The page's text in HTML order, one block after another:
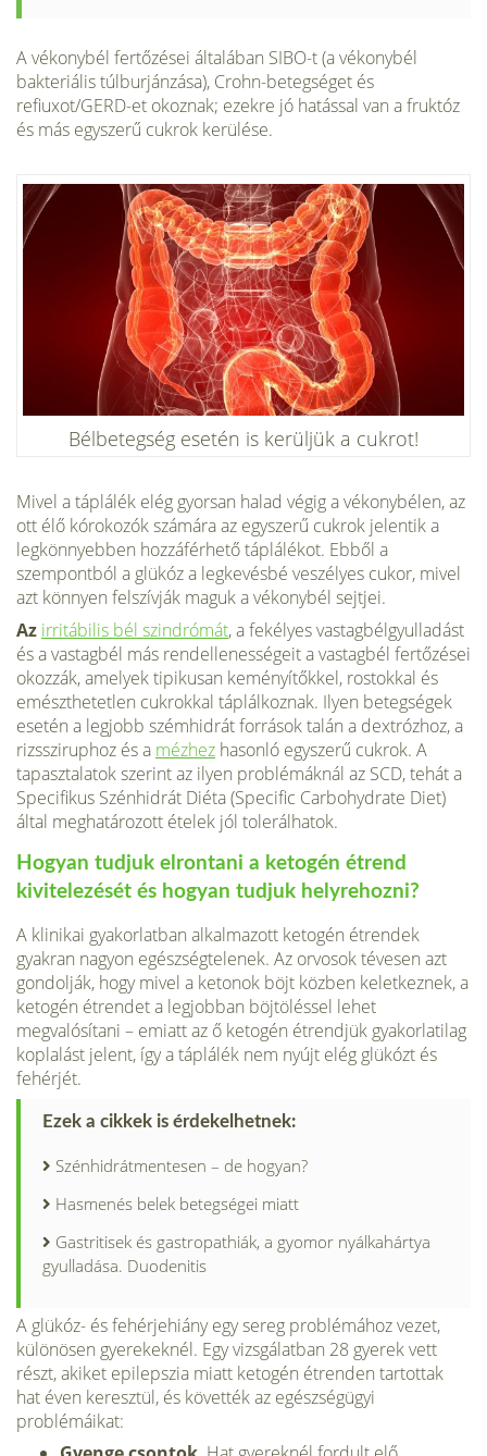
A vékonybél fertőzései általában SIBO-t (a vékonybél
bakteriális túlburjánzása), Crohn-betegséget és
refiuxot/GERD-et okoznak; ezekre jó hatással van a fruktóz
és más egyszerű cukrok kerülése.
Bélbetegség esetén is kerüljük a cukrot!
Mivel a táplálék elég gyorsan halad végig a vékonybélen, az
ott élő kórokozók számára az egyszerű cukrok jelentik a
legkönnyebben hozzáférhető táplálékot. Ebből a
szempontból a glükóz a legkevésbé veszélyes cukor, mivel
azt könnyen felszívják maguk a vékonybél sejtjei.
Az irritábilis bél szindrómát, a fekélyes vastagbélgyulladást
és a vastagbél más rendellenességeit a vastagbél fertőzései
okozzák, amelyek tipikusan keményítőkkel, rostokkal és
emészthetetlen cukrokkal táplálkoznak. Ilyen betegségek
esetén a legjobb szémhidrát források talán a dextrózhoz, a
rizssziruphoz és a mézhez hasonló egyszerű cukrok. A
tapasztalatok szerint az ilyen problémáknál az SCD, tehát a
Specifikus Szénhidrát Diéta (Specific Carbohydrate Diet)
által meghatározott ételek jól tolerálhatok.
Hogyan tudjuk elrontani a ketogén étrend
kivitelezését és hogyan tudjuk helyrehozni?
A klinikai gyakorlatban alkalmazott ketogén étrendek
gyakran nagyon egészségtelenek. Az orvosok tévesen azt
gondolják, hogy mivel a ketonok böjt közben keletkeznek, a
ketogén étrendet a legjobban böjtöléssel lehet
megvalósítani – emiatt az ő ketogén étrendjük gyakorlatilag
koplalást jelent, így a táplálék nem nyújt elég glükózt és
fehérjét.
Ezek a cikkek is érdekelhetnek:
Szénhidrátmentesen – de hogyan?
Hasmenés belek betegségei miatt
Gastritisek és gastropathiák, a gyomor nyálkahártya
gyulladása. Duodenitis
A glükóz- és fehérjehiány egy sereg problémához vezet,
különösen gyerekeknél. Egy vizsgálatban 28 gyerek vett
részt, akiket epilepszia miatt ketogén étrenden tartottak
hat éven keresztül, és követték az egészségügyi
problémáikat: